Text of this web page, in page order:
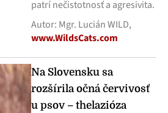
patrí nečistotnosť a agresivita.
Autor: Mgr. Lucián WILD,
www.WildsCats.com
Na Slovensku sa
rozšírila očná červivosť
u psov – thelazióza